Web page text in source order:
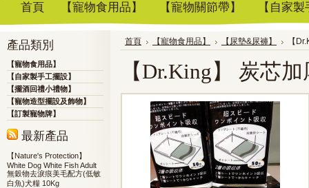
首頁 【寵物食用品】 【寵物關節帶】 【自家
產品類別
【寵物食用品】
【自家製手工擺設】
【擺酒回禮小禮物】
【寵物造型擺設及飾物】
【訂製寵物牌】
最新產品
【Nature's Protection】
White Dog White Fish Adult
無穀物去淚痕美毛配方(低敏
白魚)犬糧 10Kg
首頁 【寵物食用品】 【尿墊&尿褲】 【
【Dr.King】 炭芯